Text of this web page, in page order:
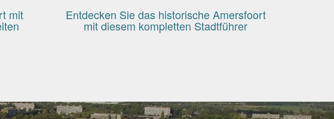
mit Entdecken Sie das historische Amersfoort
mit diesem kompletten Stadtführer